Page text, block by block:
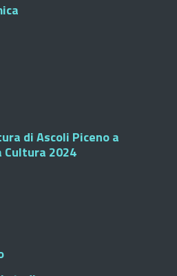
di Ascoli Piceno a
2024